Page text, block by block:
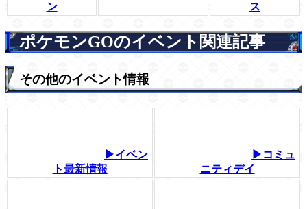
ン ス
ポケモンGOのイベント関連記事
その他のイベント情報
▶イベン
ト最新情報
▶コミュ
ニティデイ